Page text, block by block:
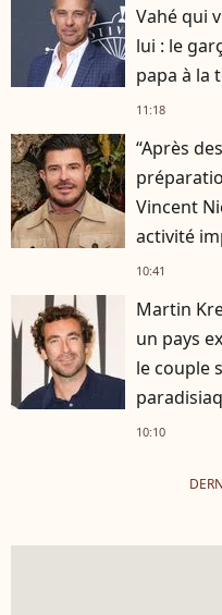
Vahé qui
lui : le
papa à la
11:18
“Après
Vincent
activité
10:41
Martin
un pays
le couple
10:10